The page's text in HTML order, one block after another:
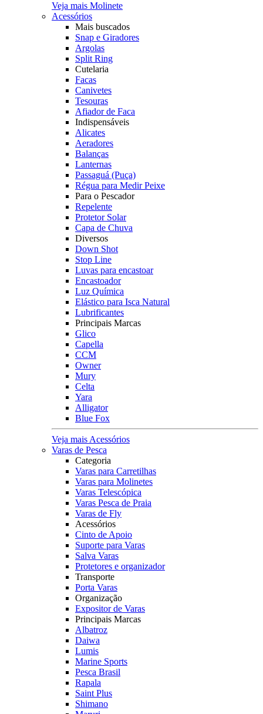
Veja mais Molinete
Acessórios
Mais buscados
Snap e Giradores
Argolas
Split Ring
Cutelaria
Facas
Canivetes
Tesouras
Afiador de Faca
Indispensáveis
Alicates
Aeradores
Balanças
Lanternas
Passaguá (Puça)
Régua para Medir Peixe
Para o Pescador
Repelente
Protetor Solar
Capa de Chuva
Diversos
Down Shot
Stop Line
Luvas para encastoar
Encastoador
Luz Química
Elástico para Isca Natural
Lubrificantes
Principais Marcas
Glico
Capella
CCM
Owner
Mury
Celta
Yara
Alligator
Blue Fox
Veja mais Acessórios
Varas de Pesca
Categoria
Varas para Carretilhas
Varas para Molinetes
Varas Telescópica
Varas Pesca de Praia
Varas de Fly
Acessórios
Cinto de Apoio
Suporte para Varas
Salva Varas
Protetores e organizador
Transporte
Porta Varas
Organização
Expositor de Varas
Principais Marcas
Albatroz
Daiwa
Lumis
Marine Sports
Pesca Brasil
Rapala
Saint Plus
Shimano